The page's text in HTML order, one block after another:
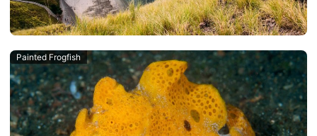
Painted Frogfish